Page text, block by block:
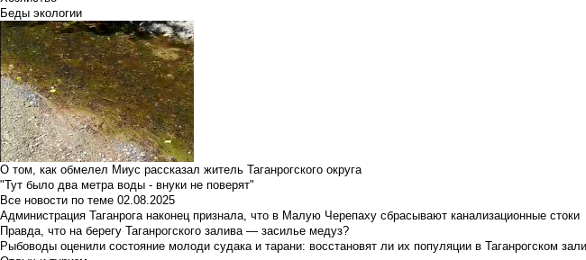
Беды экологии
О том, как обмелел Миус рассказал житель Таганрогского округа
"Тут было два метра воды - внуки не поверят"
Все новости по теме 02.08.2025
Администрация Таганрога наконец признала, что в Малую Черепаху сбрасывают канализационные стоки
Правда, что на берегу Таганрогского залива — засилье медуз?
Рыбоводы оценили состояние молоди судака и тарани: восстановят ли их популяции в Таганрогском